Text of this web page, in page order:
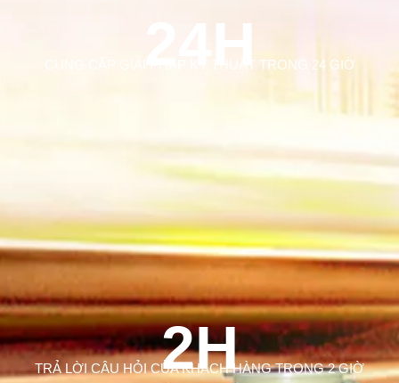
24H
CUNG CẤP GIẢI PHÁP KỸ THUẬT TRONG 24 GIỜ
2H
TRẢ LỜI CÂU HỎI CỦA KHÁCH HÀNG TRONG 2 GIỜ